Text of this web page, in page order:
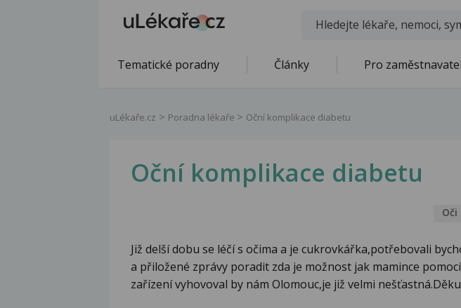
Tematické poradny Články Pro
uLékaře.cz Poradna lékaře Oční komplikace diabetu
Oční komplikace diabetu
Oči
Již delší dobu se léčí s očima a je cukrovkářka,potřebovali
a přiložené zprávy poradit zda je možnost jak mamince
zařízení vyhovoval by nám Olomouc,je již velmi